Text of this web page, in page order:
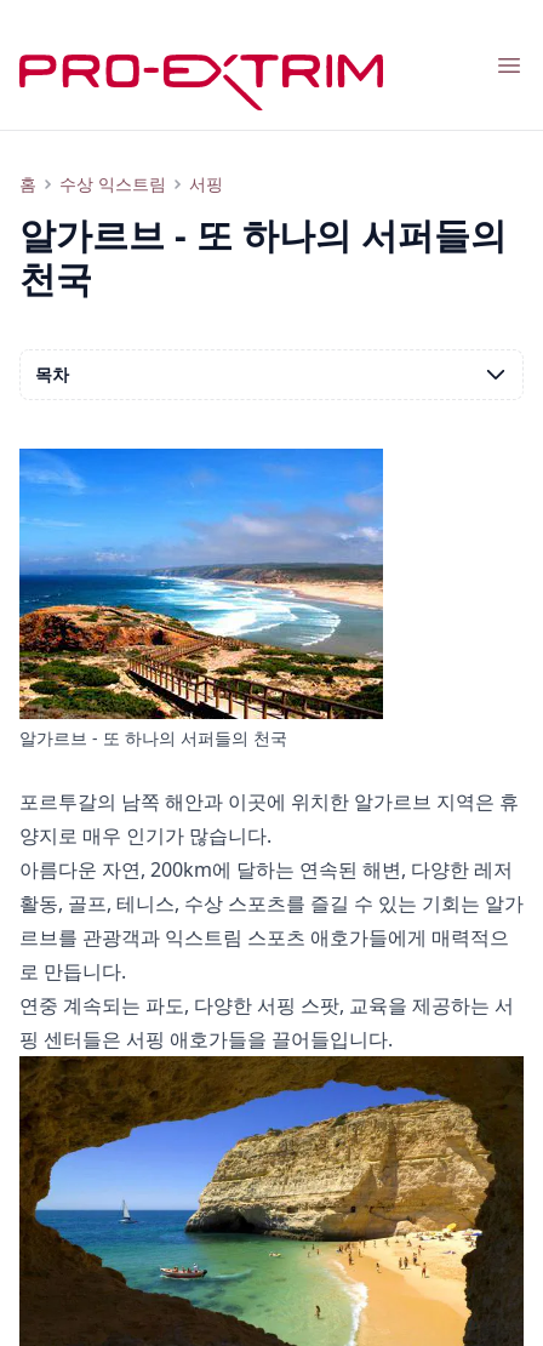
홈 수상 익스트림 서핑
서퍼와 관광객을 위한 알가르브: 날씨, 지형, 서핑 스팟, 서핑 학교, 즐길거리, 사진
알가르브 - 또 하나의 서퍼들의
천국
알가르브 - 또 하나의 서퍼들의 천국
포르투갈의 남쪽 해안과 이곳에 위치한 알가르브 지역은 휴
양지로 매우 인기가 많습니다.
아름다운 자연, 200km에 달하는 연속된 해변, 다양한 레저
활동, 골프, 테니스, 수상 스포츠를 즐길 수 있는 기회는 알가
르브를 관광객과 익스트림 스포츠 애호가들에게 매력적으
로 만듭니다.
연중 계속되는 파도, 다양한 서핑 스팟, 교육을 제공하는 서
핑 센터들은 서핑 애호가들을 끌어들입니다.
목차